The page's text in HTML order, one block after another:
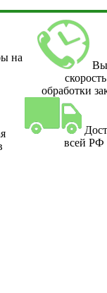
на
скорость
обработки
всей РФ